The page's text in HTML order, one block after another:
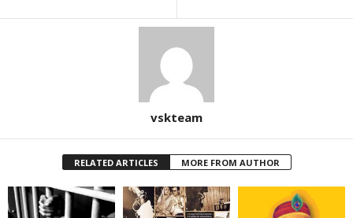
vskteam
RELATED ARTICLES MORE FROM AUTHOR